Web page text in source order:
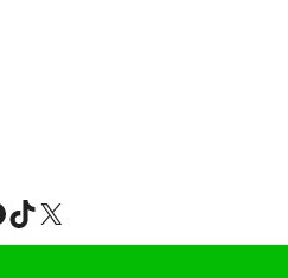
TikTok
X